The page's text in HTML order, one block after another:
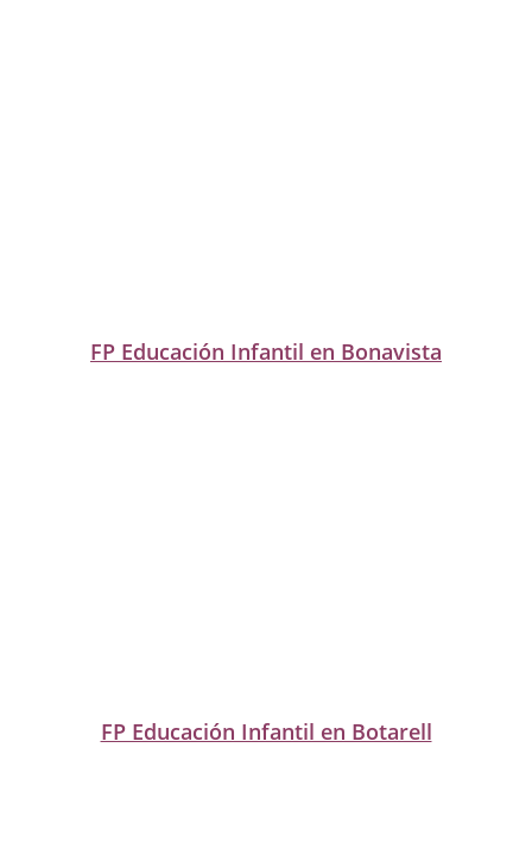
FP Educación Infantil en Bonavista
FP Educación Infantil en Botarell